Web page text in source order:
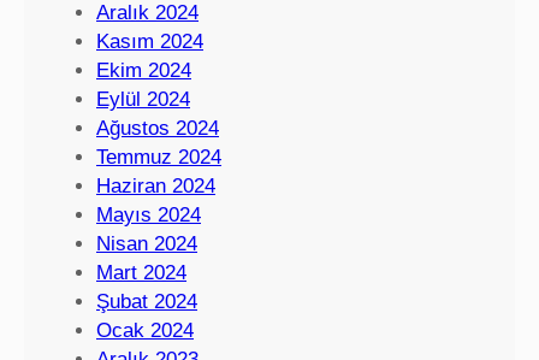
Aralık 2024
Kasım 2024
Ekim 2024
Eylül 2024
Ağustos 2024
Temmuz 2024
Haziran 2024
Mayıs 2024
Nisan 2024
Mart 2024
Şubat 2024
Ocak 2024